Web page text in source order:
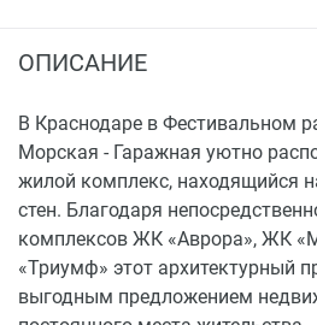
ОПИСАНИЕ
В Краснодаре в Фестивальном
Морская - Гаражная уютно
жилой комплекс, находящийся
стен. Благодаря
комплексов ЖК «Аврора», ЖК
«Триумф» этот архитектурный
выгодным предложением